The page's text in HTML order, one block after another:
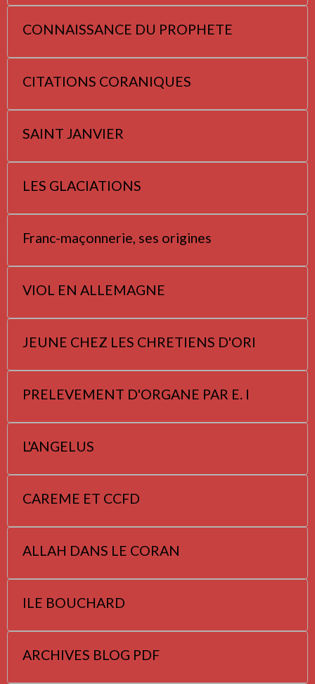
CONNAISSANCE DU PROPHETE
CITATIONS CORANIQUES
SAINT JANVIER
LES GLACIATIONS
Franc-maçonnerie, ses origines
VIOL EN ALLEMAGNE
JEUNE CHEZ LES CHRETIENS D'ORI
PRELEVEMENT D'ORGANE PAR E. I
L'ANGELUS
CAREME ET CCFD
ALLAH DANS LE CORAN
ILE BOUCHARD
ARCHIVES BLOG PDF